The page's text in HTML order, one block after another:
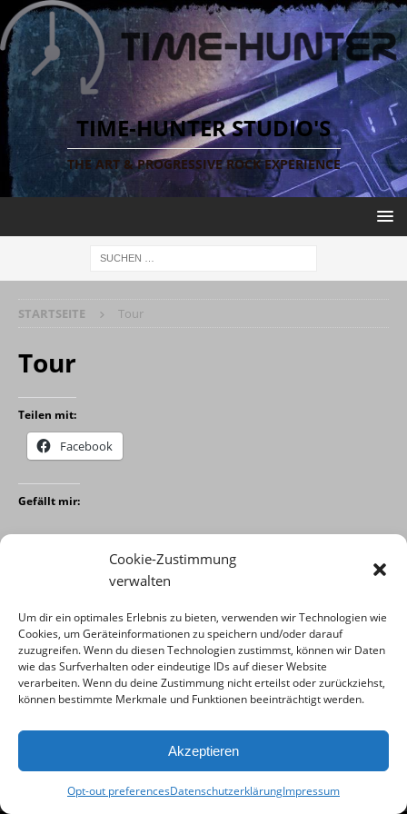
Cookie-Zustimmung
verwalten
Um dir ein optimales Erlebnis zu bieten, verwenden wir Technologien wie
Cookies, um Geräteinformationen zu speichern und/oder darauf
zuzugreifen. Wenn du diesen Technologien zustimmst, können wir Daten
wie das Surfverhalten oder eindeutige IDs auf dieser Website
verarbeiten. Wenn du deine Zustimmung nicht erteilst oder zurückziehst,
können bestimmte Merkmale und Funktionen beeinträchtigt werden.
Akzeptieren
Opt-out preferencesDatenschutzerklärungImpressum
TIME-HUNTER STUDIO'S
THE ART & PROGRESSIVE ROCK EXPERIENCE
STARTSEITE Tour
Tour
Teilen mit:
Facebook
Gefällt mir:
LEGAL
Cookie-Richtlinie
Impressum
Datenschutzerklärung
(c) 2022 by Time-Hunter